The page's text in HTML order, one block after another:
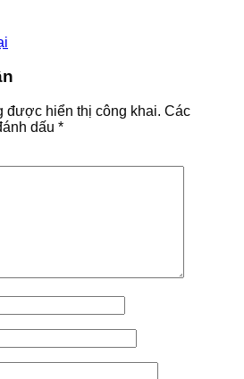
được hiển thị công khai. Các
dấu *